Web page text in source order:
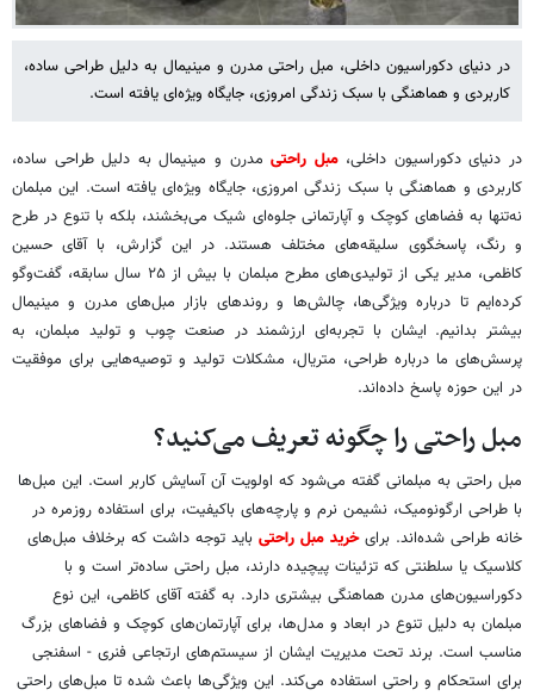
در دنیای دکوراسیون داخلی، مبل‌ راحتی مدرن و مینیمال به دلیل طراحی ساده،
کاربردی و هماهنگی با سبک زندگی امروزی، جایگاه ویژه‌ای یافته‌ است.
در دنیای دکوراسیون داخلی،مبل‌ راحتیمدرن و مینیمال به دلیل طراحی ساده،
کاربردی و هماهنگی با سبک زندگی امروزی، جایگاه ویژه‌ای یافته‌ است. این مبلمان
نه‌تنها به فضاهای کوچک و آپارتمانی جلوه‌ای شیک می‌بخشند، بلکه با تنوع در طرح
و رنگ، پاسخگوی سلیقه‌های مختلف هستند. در این گزارش، با آقای حسین
کاظمی، مدیر یکی از تولیدی‌های مطرح مبلمان با بیش از ۲۵ سال سابقه، گفت‌وگو
کرده‌ایم تا درباره ویژگی‌ها، چالش‌ها و روندهای بازار مبل‌های مدرن و مینیمال
بیشتر بدانیم. ایشان با تجربه‌ای ارزشمند در صنعت چوب و تولید مبلمان، به
پرسش‌های ما درباره طراحی، متریال، مشکلات تولید و توصیه‌هایی برای موفقیت
در این حوزه پاسخ داده‌اند.
مبل راحتی را چگونه تعریف می‌کنید؟
مبل راحتی به مبلمانی گفته می‌شود که اولویت آن آسایش کاربر است. این مبل‌ها
با طراحی ارگونومیک، نشیمن نرم و پارچه‌های باکیفیت، برای استفاده روزمره در
خانه طراحی شده‌اند. برایخرید مبل راحتی باید توجه داشت که برخلاف مبل‌های
کلاسیک یا سلطنتی که تزئینات پیچیده دارند، مبل راحتی ساده‌تر است و با
دکوراسیون‌های مدرن هماهنگی بیشتری دارد. به گفته آقای کاظمی، این نوع
مبلمان به دلیل تنوع در ابعاد و مدل‌ها، برای آپارتمان‌های کوچک و فضاهای بزرگ
مناسب است. برند تحت مدیریت ایشان از سیستم‌های ارتجاعی فنری - اسفنجی
برای استحکام و راحتی استفاده می‌کند. این ویژگی‌ها باعث شده تا مبل‌های راحتی